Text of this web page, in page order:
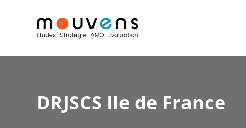
DRJSCS Ile de France